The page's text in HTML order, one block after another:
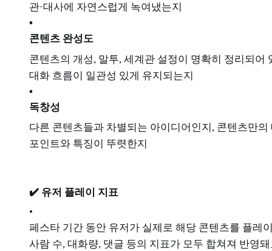
관·대사에 자연스럽게 녹여냈는지
•
콘텐츠 완성도
콘텐츠의 개성, 말투, 세계관 설정이 명확히 정리되어
대화 흐름이 일관성 있게 유지되는지
•
독창성
다른 콘텐츠들과 차별되는 아이디어인지, 콘텐츠만의
포인트와 특징이 뚜렷한지
✔️ 유저 플레이 지표
•
페스타 기간 동안 유저가 실제로 해당 콘텐츠를 플레
사람 수, 대화량, 댓글 등의 지표가 모두 합쳐져 반영